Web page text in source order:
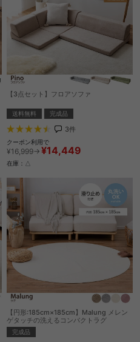
【3点セット】フロアソファ
送料無料 完成品
3件
クーポン利用で
¥16,999→ ¥14,449
在庫：△
【円形:185cm×185cm】Malung メレン
ゲタッチの洗えるコンパクトラグ
完成品